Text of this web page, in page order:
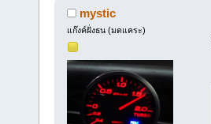
mystic
แก๊งค์ฝั่งธน (มดแคระ)